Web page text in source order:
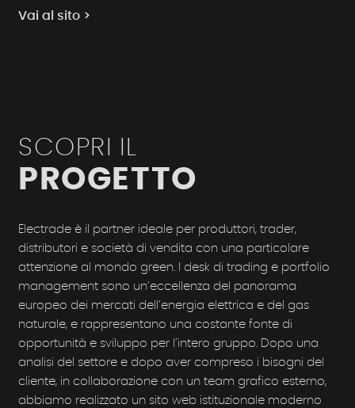
Vai al sito >
SCOPRI
PROGETTO
Electrade è il partner ideale per produttori, trader,
distributori e società di vendita con una particolare
attenzione al mondo green. I desk di trading e portfolio
management sono un’eccellenza del panorama
europeo dei mercati dell’energia elettrica e del gas
naturale, e rappresentano una costante fonte di
opportunità e sviluppo per l’intero gruppo. Dopo una
analisi del settore e dopo aver compreso i bisogni del
cliente, in collaborazione con un team grafico esterno,
abbiamo realizzato un sito web istituzionale moderno